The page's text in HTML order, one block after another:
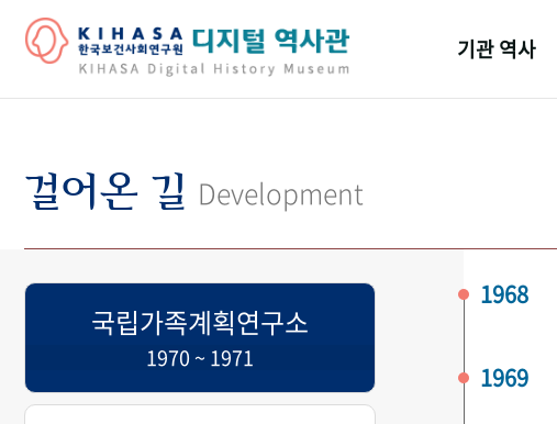
기관 역사
걸어온 길 Development
국립가족계획연구소
1970 ~ 1971
1968
1969